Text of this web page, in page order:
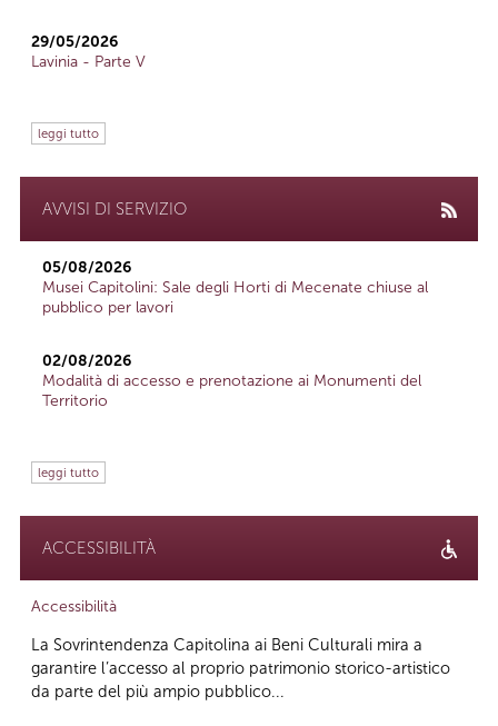
29/05/2026
Lavinia - Parte V
leggi tutto
AVVISI DI SERVIZIO
05/08/2026
Musei Capitolini: Sale degli Horti di Mecenate chiuse al
pubblico per lavori
02/08/2026
Modalità di accesso e prenotazione ai Monumenti del
Territorio
leggi tutto
ACCESSIBILITÀ
Accessibilità
La Sovrintendenza Capitolina ai Beni Culturali mira a
garantire l’accesso al proprio patrimonio storico-artistico
da parte del più ampio pubblico...